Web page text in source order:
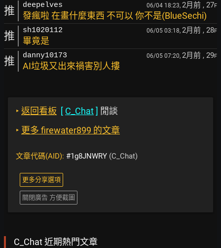
推 deepelves 06/04 18:23, 2月前 , 27F
發瘋啦 在畫什麼東西 不可以 你不是(BlueSechi)
推 sh1020112 06/05 03:18, 2月前 , 28F
畢竟是
推 danny10173 06/05 07:20, 2月前 , 29F
AI垃圾又出來禍害別人摟
‣ 返回看板 [ C_Chat] 閒談
‣ 更多 firewater899 的文章
文章代碼(AID): #1g8JNWRY (C_Chat)
更多分享選項
關閉廣告 方便截圖
C_Chat 近期熱門文章